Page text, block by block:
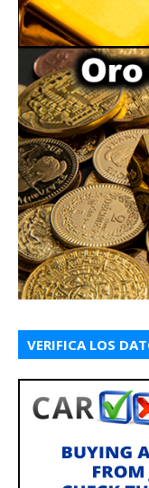
VERIFICA LOS